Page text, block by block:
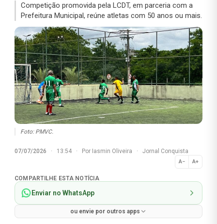
Competição promovida pela LCDT, em parceria com a
Prefeitura Municipal, reúne atletas com 50 anos ou mais.
Foto: PMVC.
07/07/2026 · 13:54 · Por Iasmin Oliveira · Jornal Conquista
A− A+
Normal
COMPARTILHE ESTA NOTÍCIA
Enviar no WhatsApp
ou envie por outros apps